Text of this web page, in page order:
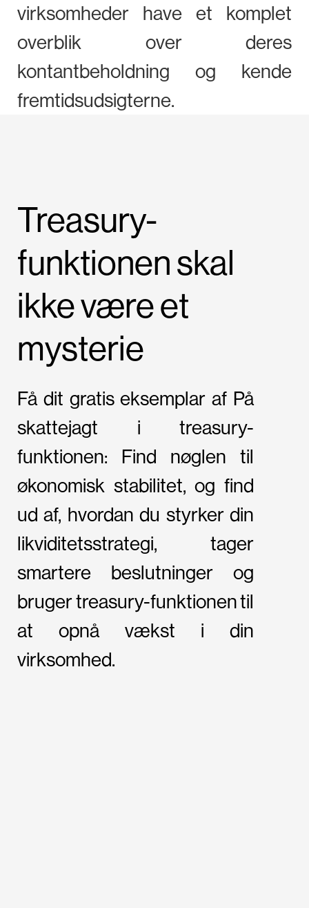
virksomheder have et komplet
overblik over deres
kontantbeholdning og kende
fremtidsudsigterne.
Treasury-
funktionen skal
ikke være et
mysterie
Få dit gratis eksemplar af På
skattejagt i treasury-
funktionen: Find nøglen til
økonomisk stabilitet, og find
ud af, hvordan du styrker din
likviditetsstrategi, tager
smartere beslutninger og
bruger treasury-funktionen til
at opnå vækst i din
virksomhed.